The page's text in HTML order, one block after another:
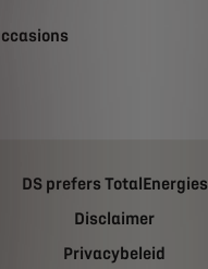
DS prefers TotalEnergies
Disclaimer
Privacybeleid